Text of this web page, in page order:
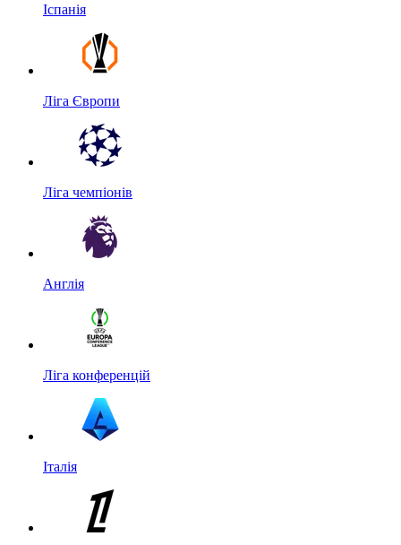
Іспанія
Ліга Європи
Ліга чемпіонів
Англія
Ліга конференцій
Італія